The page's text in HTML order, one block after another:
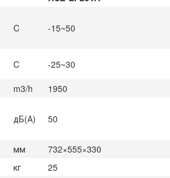
C -15~50
C
-25~30
m3/h
1950
дБ(А) 50
мм
732×555×330
кг
25